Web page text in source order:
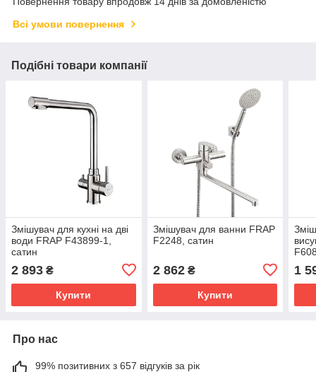
Всі умови повернення
Подібні товари компанії
Змішувач для кухні на дві
води FRAP F43899-1,
сатин
2 893 ₴
Купити
Змішувач для ванни FRAP
F2248, сатин
2 862₴
Купити
1
Про нас
99% позитивних з 657 відгуків за рік